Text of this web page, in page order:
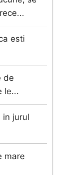
esti
de
le...
in jurul
mare